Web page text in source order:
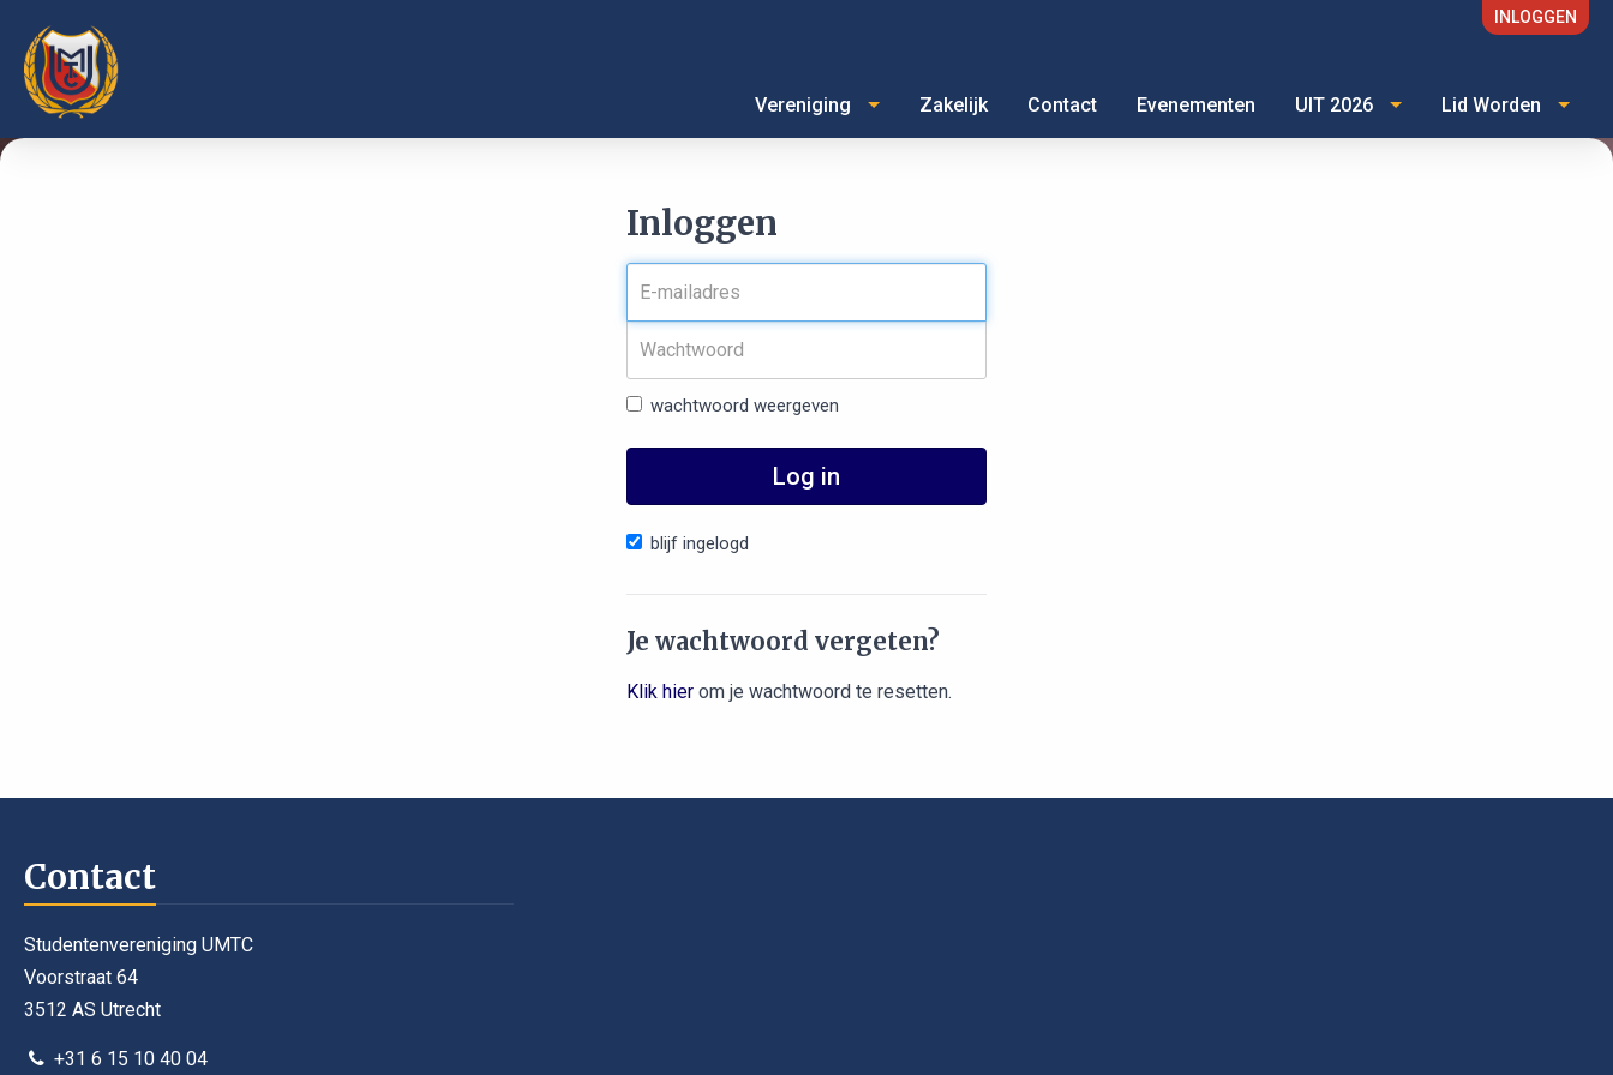
INLOGGEN
Vereniging Zakelijk Contact Evenementen UIT 2026 Lid Worden
Inloggen
wachtwoord weergeven
Log in
blijf ingelogd
Je wachtwoord vergeten?
Klik hierom je wachtwoord te resetten.
Contact
Studentenvereniging UMTC
Voorstraat 64
3512 AS Utrecht
+31 6 15 10 40 04